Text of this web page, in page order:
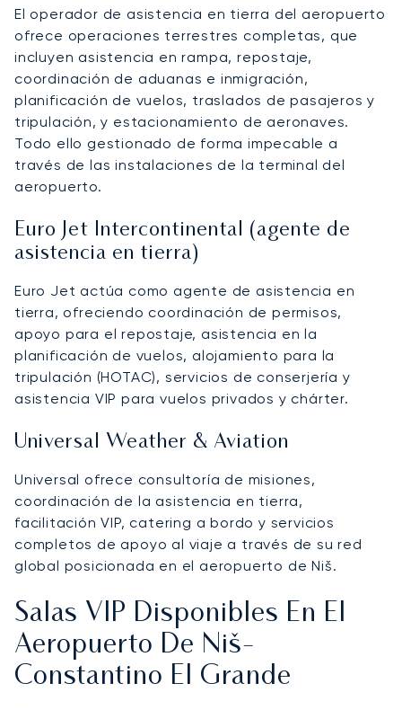
El operador de asistencia en tierra del aeropuerto
ofrece operaciones terrestres completas, que
incluyen asistencia en rampa, repostaje,
coordinación de aduanas e inmigración,
planificación de vuelos, traslados de pasajeros y
tripulación, y estacionamiento de aeronaves.
Todo ello gestionado de forma impecable a
través de las instalaciones de la terminal del
aeropuerto.
Euro Jet Intercontinental (agente de
asistencia en tierra)
Euro Jet actúa como agente de asistencia en
tierra, ofreciendo coordinación de permisos,
apoyo para el repostaje, asistencia en la
planificación de vuelos, alojamiento para la
tripulación (HOTAC), servicios de conserjería y
asistencia VIP para vuelos privados y chárter.
Universal Weather & Aviation
Universal ofrece consultoría de misiones,
coordinación de la asistencia en tierra,
facilitación VIP, catering a bordo y servicios
completos de apoyo al viaje a través de su red
global posicionada en el aeropuerto de Niš.
Salas VIP Disponibles En El
Aeropuerto De Niš-
Constantino El Grande